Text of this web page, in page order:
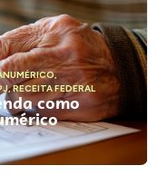
,
,RECEITA FEDERAL
como